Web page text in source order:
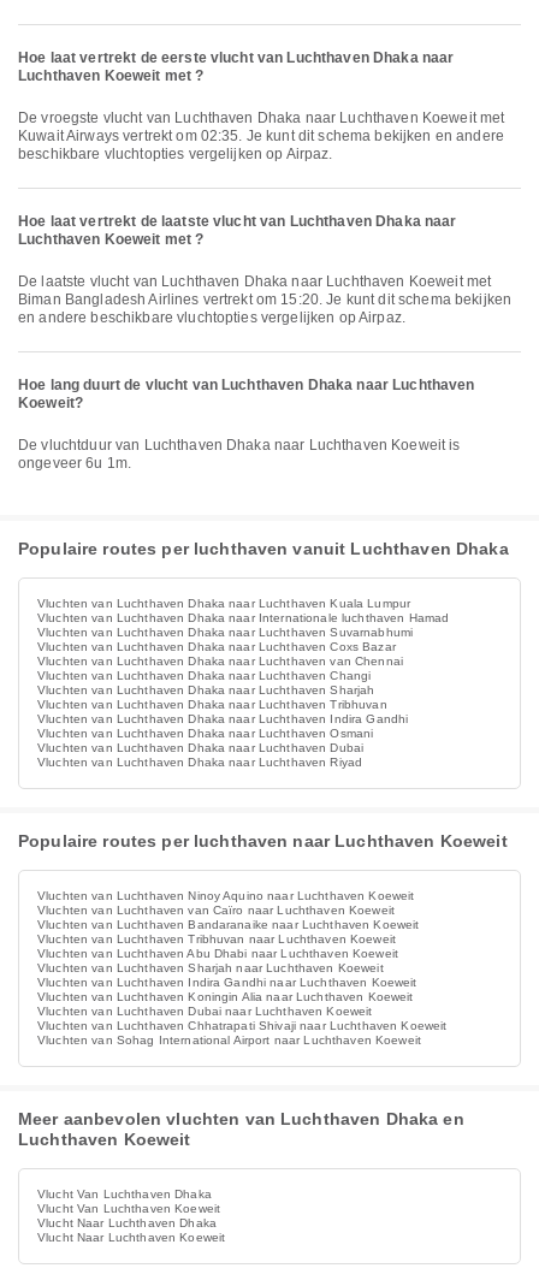
Hoe laat vertrekt de eerste vlucht van Luchthaven Dhaka naar
Luchthaven Koeweit met ?
De vroegste vlucht van Luchthaven Dhaka naar Luchthaven Koeweit met
Kuwait Airways vertrekt om 02:35. Je kunt dit schema bekijken en andere
beschikbare vluchtopties vergelijken op Airpaz.
Hoe laat vertrekt de laatste vlucht van Luchthaven Dhaka naar
Luchthaven Koeweit met ?
De laatste vlucht van Luchthaven Dhaka naar Luchthaven Koeweit met
Biman Bangladesh Airlines vertrekt om 15:20. Je kunt dit schema bekijken
en andere beschikbare vluchtopties vergelijken op Airpaz.
Hoe lang duurt de vlucht van Luchthaven Dhaka naar Luchthaven
Koeweit?
De vluchtduur van Luchthaven Dhaka naar Luchthaven Koeweit is
ongeveer 6u 1m.
Populaire routes per luchthaven vanuit Luchthaven Dhaka
Vluchten van Luchthaven Dhaka naar Luchthaven Kuala Lumpur
Vluchten van Luchthaven Dhaka naar Internationale luchthaven Hamad
Vluchten van Luchthaven Dhaka naar Luchthaven Suvarnabhumi
Vluchten van Luchthaven Dhaka naar Luchthaven Coxs Bazar
Vluchten van Luchthaven Dhaka naar Luchthaven van Chennai
Vluchten van Luchthaven Dhaka naar Luchthaven Changi
Vluchten van Luchthaven Dhaka naar Luchthaven Sharjah
Vluchten van Luchthaven Dhaka naar Luchthaven Tribhuvan
Vluchten van Luchthaven Dhaka naar Luchthaven Indira Gandhi
Vluchten van Luchthaven Dhaka naar Luchthaven Osmani
Vluchten van Luchthaven Dhaka naar Luchthaven Dubai
Vluchten van Luchthaven Dhaka naar Luchthaven Riyad
Populaire routes per luchthaven naar Luchthaven Koeweit
Vluchten van Luchthaven Ninoy Aquino naar Luchthaven Koeweit
Vluchten van Luchthaven van Caïro naar Luchthaven Koeweit
Vluchten van Luchthaven Bandaranaike naar Luchthaven Koeweit
Vluchten van Luchthaven Tribhuvan naar Luchthaven Koeweit
Vluchten van Luchthaven Abu Dhabi naar Luchthaven Koeweit
Vluchten van Luchthaven Sharjah naar Luchthaven Koeweit
Vluchten van Luchthaven Indira Gandhi naar Luchthaven Koeweit
Vluchten van Luchthaven Koningin Alia naar Luchthaven Koeweit
Vluchten van Luchthaven Dubai naar Luchthaven Koeweit
Vluchten van Luchthaven Chhatrapati Shivaji naar Luchthaven Koeweit
Vluchten van Sohag International Airport naar Luchthaven Koeweit
Meer aanbevolen vluchten van Luchthaven Dhaka en
Luchthaven Koeweit
Vlucht Van Luchthaven Dhaka
Vlucht Van Luchthaven Koeweit
Vlucht Naar Luchthaven Dhaka
Vlucht Naar Luchthaven Koeweit